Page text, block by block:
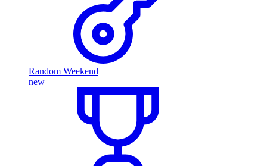
Random Weekend
new